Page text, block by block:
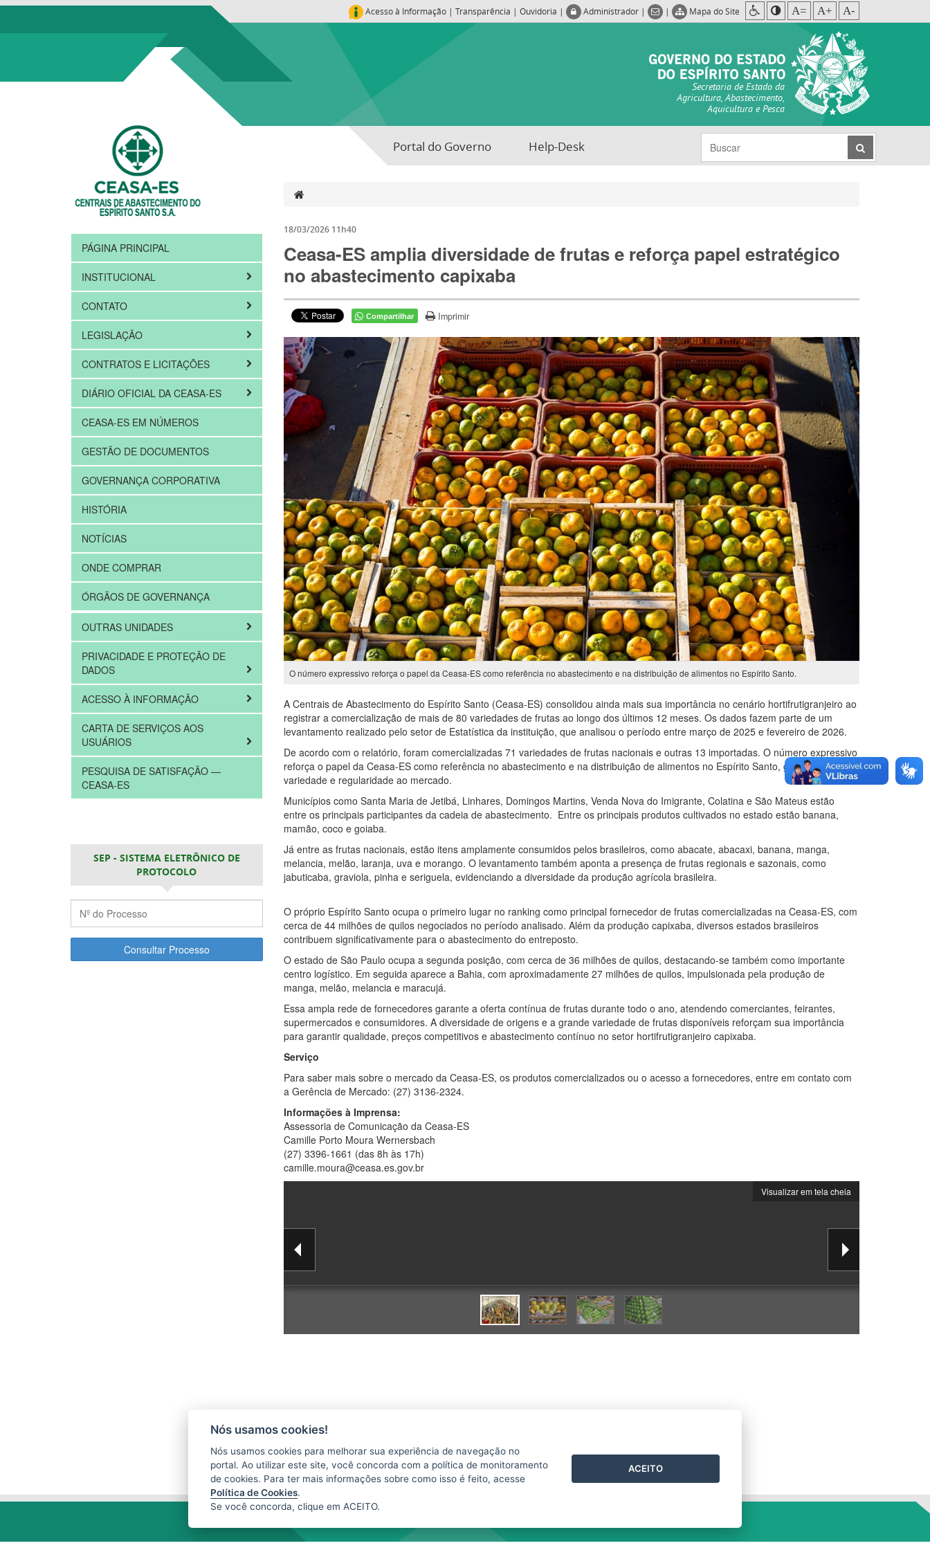
Acesso à Informação | Transparência | Ouvidoria | Administrador | | Mapa do Site A= A+ A-
Secretaria de Estado da
Agricultura, Abastecimento,
Aquicultura e Pesca
Portal do Governo Help-Desk
PÁGINA PRINCIPAL
INSTITUCIONAL
CONTATO
LEGISLAÇÃO
CONTRATOS E LICITAÇÕES
DIÁRIO OFICIAL DA CEASA-ES
CEASA-ES EM NÚMEROS
GESTÃO DE DOCUMENTOS
GOVERNANÇA CORPORATIVA
HISTÓRIA
NOTÍCIAS
ONDE COMPRAR
ÓRGÃOS DE GOVERNANÇA
OUTRAS UNIDADES
PRIVACIDADE E PROTEÇÃO DE
DADOS
ACESSO À INFORMAÇÃO
CARTA DE SERVIÇOS AOS
USUÁRIOS
PESQUISA DE SATISFAÇÃO —
CEASA-ES
SEP - SISTEMA ELETRÔNICO DE
PROTOCOLO
Consultar Processo
18/03/2026 11h40
Ceasa-ES amplia diversidade de frutas e reforça papel estratégico
no abastecimento capixaba
Compartilhar Imprimir
O número expressivo reforça o papel da Ceasa-ES como referência no abastecimento e na distribuição de alimentos no Espírito Santo.
A Centrais de Abastecimento do Espírito Santo (Ceasa-ES) consolidou ainda mais sua importância no cenário hortifrutigranjeiro ao
registrar a comercialização de mais de 80 variedades de frutas ao longo dos últimos 12 meses. Os dados fazem parte de um
levantamento realizado pelo setor de Estatística da instituição, que analisou o período entre março de 2025 e fevereiro de 2026.
De acordo com o relatório, foram comercializadas 71 variedades de frutas nacionais e outras 13 importadas. O número expressivo
reforça o papel da Ceasa-ES como referência no abastecimento e na distribuição de alimentos no Espírito Santo, garantindo
variedade e regularidade ao mercado.
Municípios como Santa Maria de Jetibá, Linhares, Domingos Martins, Venda Nova do Imigrante, Colatina e São Mateus estão
entre os principais participantes da cadeia de abastecimento. Entre os principais produtos cultivados no estado estão banana,
mamão, coco e goiaba.
Já entre as frutas nacionais, estão itens amplamente consumidos pelos brasileiros, como abacate, abacaxi, banana, manga,
melancia, melão, laranja, uva e morango. O levantamento também aponta a presença de frutas regionais e sazonais, como
jabuticaba, graviola, pinha e seriguela, evidenciando a diversidade da produção agrícola brasileira.
O próprio Espírito Santo ocupa o primeiro lugar no ranking como principal fornecedor de frutas comercializadas na Ceasa-ES, com
cerca de 44 milhões de quilos negociados no período analisado. Além da produção capixaba, diversos estados brasileiros
contribuem significativamente para o abastecimento do entreposto.
O estado de São Paulo ocupa a segunda posição, com cerca de 36 milhões de quilos, destacando-se também como importante
centro logístico. Em seguida aparece a Bahia, com aproximadamente 27 milhões de quilos, impulsionada pela produção de
manga, melão, melancia e maracujá.
Essa ampla rede de fornecedores garante a oferta contínua de frutas durante todo o ano, atendendo comerciantes, feirantes,
supermercados e consumidores. A diversidade de origens e a grande variedade de frutas disponíveis reforçam sua importância
para garantir qualidade, preços competitivos e abastecimento contínuo no setor hortifrutigranjeiro capixaba.
Serviço
Para saber mais sobre o mercado da Ceasa-ES, os produtos comercializados ou o acesso a fornecedores, entre em contato com
a Gerência de Mercado: (27) 3136-2324.
Informações à Imprensa:
Assessoria de Comunicação da Ceasa-ES
Camille Porto Moura Wernersbach
(27) 3396-1661 (das 8h às 17h)
camille.moura@ceasa.es.gov.br
Visualizar em tela cheia
Nós usamos cookies!
Nós usamos cookies para melhorar sua experiência de navegação no
portal. Ao utilizar este site, você concorda com a política de monitoramento
de cookies. Para ter mais informações sobre como isso é feito, acesse
Política de Cookies.
Se você concorda, clique em ACEITO.
ACEITO